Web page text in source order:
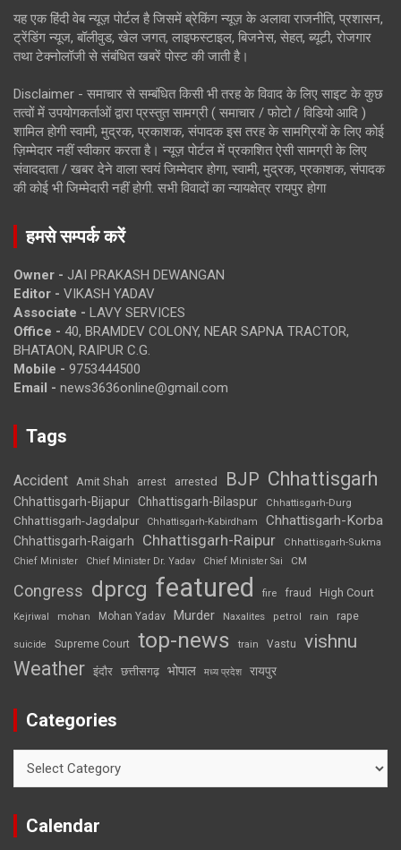
यह एक हिंदी वेब न्यूज़ पोर्टल है जिसमें ब्रेकिंग न्यूज़ के अलावा राजनीति, प्रशासन,
ट्रेंडिंग न्यूज, बॉलीवुड, खेल जगत, लाइफस्टाइल, बिजनेस, सेहत, ब्यूटी, रोजगार
तथा टेक्नोलॉजी से संबंधित खबरें पोस्ट की जाती है।
Disclaimer - समाचार से सम्बंधित किसी भी तरह के विवाद के लिए साइट के कुछ
तत्वों में उपयोगकर्ताओं द्वारा प्रस्तुत सामग्री ( समाचार / फोटो / विडियो आदि )
शामिल होगी स्वामी, मुद्रक, प्रकाशक, संपादक इस तरह के सामग्रियों के लिए कोई
ज़िम्मेदार नहीं स्वीकार करता है। न्यूज़ पोर्टल में प्रकाशित ऐसी सामग्री के लिए
संवाददाता / खबर देने वाला स्वयं जिम्मेदार होगा, स्वामी, मुद्रक, प्रकाशक, संपादक
की कोई भी जिम्मेदारी नहीं होगी. सभी विवादों का न्यायक्षेत्र रायपुर होगा
हमसे सम्पर्क करें
Owner - JAI PRAKASH DEWANGAN
Editor - VIKASH YADAV
Associate - LAVY SERVICES
Office - 40, BRAMDEV COLONY, NEAR SAPNA TRACTOR,
BHATAON, RAIPUR C.G.
Mobile - 9753444500
Email - news3636online@gmail.com
Tags
Accident Amit Shah arrest arrested BJP Chhattisgarh
Chhattisgarh-Bijapur Chhattisgarh-Bilaspur Chhattisgarh-Durg
Chhattisgarh-Jagdalpur Chhattisgarh-Kabirdham Chhattisgarh-Korba
Chhattisgarh-Raigarh Chhattisgarh-Raipur
Chhattisgarh-Sukma
Chief Minister
Chief Minister Dr. Yadav Chief Minister Sai CM
Congress dprcg featured fire fraud High Court
Kejriwal mohan Mohan Yadav Murder Naxalites petrol rain rape
suicide Supreme Court top-news train Vastu vishnu
Weather इंदौर छत्तीसगढ़ भोपाल मध्य प्रदेश रायपुर
Categories
Calendar